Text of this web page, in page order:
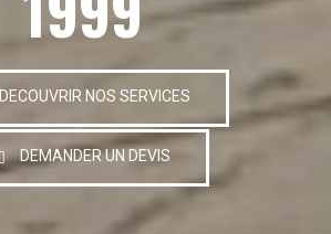
DECOUVRIR NOS SERVICES
DEMANDER UN DEVIS